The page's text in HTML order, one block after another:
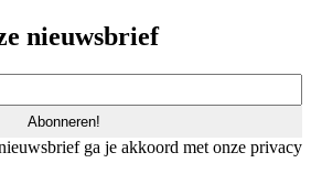
nieuwsbrief
ga je akkoord met onze privacy